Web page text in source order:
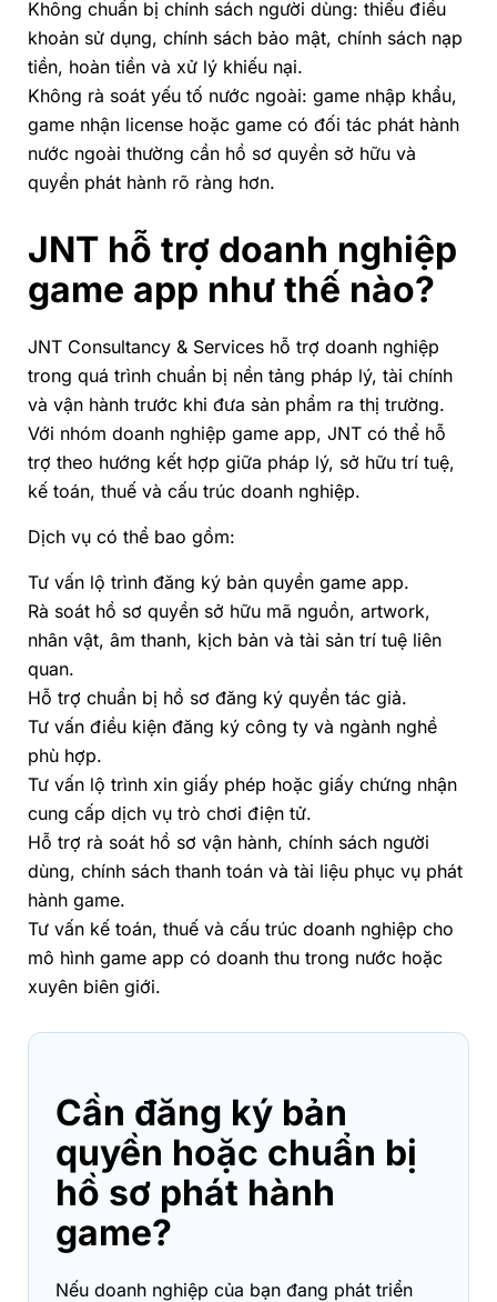
Không chuẩn bị chính sách người dùng: thiếu điều
khoản sử dụng, chính sách bảo mật, chính sách nạp
tiền, hoàn tiền và xử lý khiếu nại.
Không rà soát yếu tố nước ngoài: game nhập khẩu,
game nhận license hoặc game có đối tác phát hành
nước ngoài thường cần hồ sơ quyền sở hữu và
quyền phát hành rõ ràng hơn.
JNT hỗ trợ doanh nghiệp
game app như thế nào?
JNT Consultancy & Services hỗ trợ doanh nghiệp
trong quá trình chuẩn bị nền tảng pháp lý, tài chính
và vận hành trước khi đưa sản phẩm ra thị trường.
Với nhóm doanh nghiệp game app, JNT có thể hỗ
trợ theo hướng kết hợp giữa pháp lý, sở hữu trí tuệ,
kế toán, thuế và cấu trúc doanh nghiệp.
Dịch vụ có thể bao gồm:
Tư vấn lộ trình đăng ký bản quyền game app.
Rà soát hồ sơ quyền sở hữu mã nguồn, artwork,
nhân vật, âm thanh, kịch bản và tài sản trí tuệ liên
quan.
Hỗ trợ chuẩn bị hồ sơ đăng ký quyền tác giả.
Tư vấn điều kiện đăng ký công ty và ngành nghề
phù hợp.
Tư vấn lộ trình xin giấy phép hoặc giấy chứng nhận
cung cấp dịch vụ trò chơi điện tử.
Hỗ trợ rà soát hồ sơ vận hành, chính sách người
dùng, chính sách thanh toán và tài liệu phục vụ phát
hành game.
Tư vấn kế toán, thuế và cấu trúc doanh nghiệp cho
mô hình game app có doanh thu trong nước hoặc
xuyên biên giới.
Cần đăng ký bản
quyền hoặc chuẩn bị
hồ sơ phát hành
game?
Nếu doanh nghiệp của bạn đang phát triển